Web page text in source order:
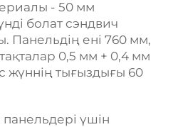
- 50 мм
болат сэндвич
Панельдің ені 760 мм,
0,5 мм + 0,4 мм
жүннің тығыздығы 60
үшін